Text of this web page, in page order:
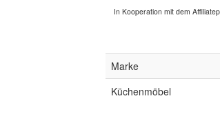
In Kooperation mit dem
Marke
Küchenmöbel